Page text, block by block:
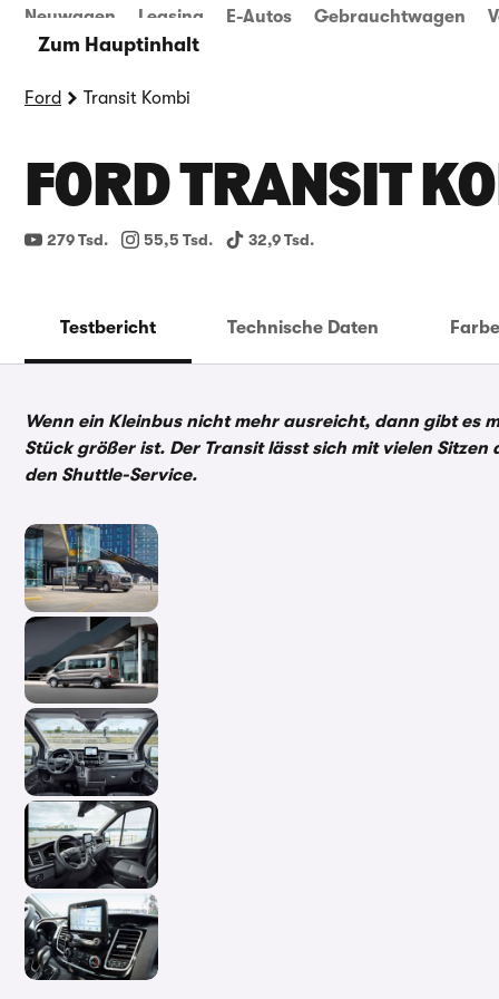
Zum Hauptinhalt
Neuwagen Leasing E-Autos Gebrauchtwagen
Ford Transit Kombi
FORD TRANSIT
279 Tsd. 55,5 Tsd. 32,9 Tsd.
Testbericht Technische Daten
Wenn ein Kleinbus nicht mehr ausreicht, dann gibt es
Stück größer ist. Der Transit lässt sich mit vielen
den Shuttle-Service.